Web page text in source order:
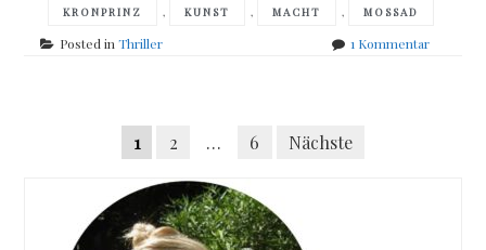
KRONPRINZ , KUNST , MACHT , MOSSAD
Posted inThriller 1 Kommentarzu
Posts
navigation
Seitennummerierung
Beiträge
1 2 … 6 Nächste